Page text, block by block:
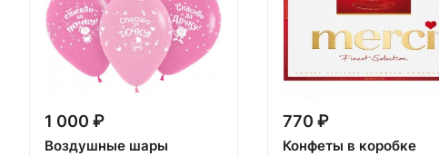
1 000 ₽
Воздушные шары
770 ₽
Конфеты в коробке